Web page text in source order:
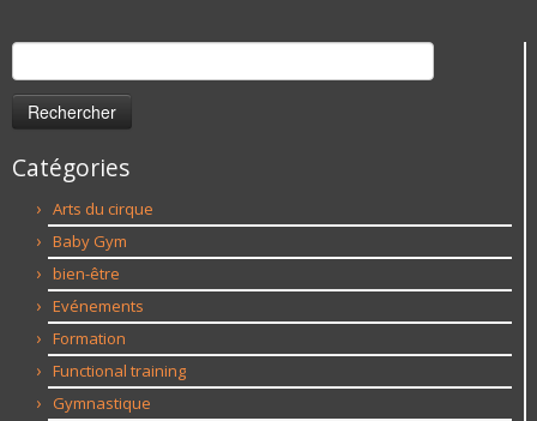
Rechercher :
Catégories
Arts du cirque
Baby Gym
bien-être
Evénements
Formation
Functional training
Gymnastique